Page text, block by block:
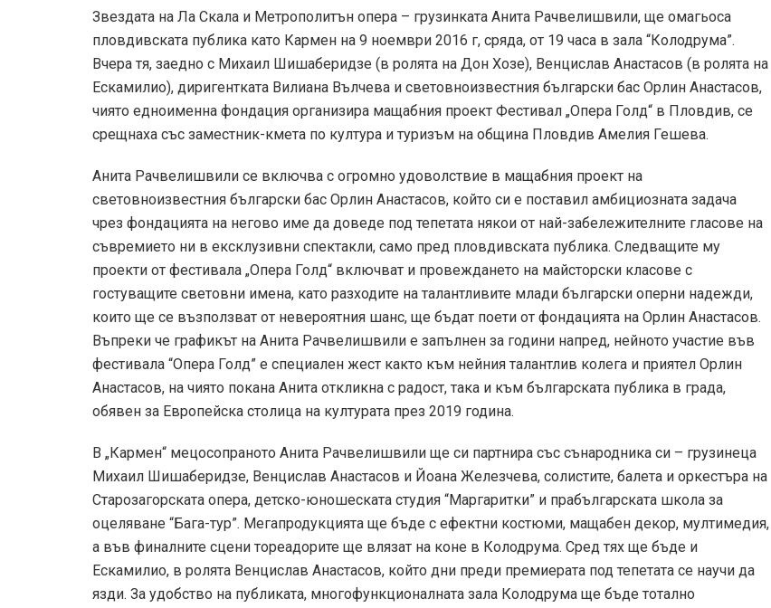
Звездата на Ла Скала и Метрополитън опера – грузинката Анита Рачвелишвили, ще омагьоса
пловдивската публика като Кармен на 9 ноември 2016 г, сряда, от 19 часа в зала “Колодрума”.
Вчера тя, заедно с Михаил Шишаберидзе (в ролята на Дон Хозе), Венцислав Анастасов (в ролята на
Ескамилио), диригентката Вилиана Вълчева и световноизвестния български бас Орлин Анастасов,
чиято едноименна фондация организира мащабния проект Фестивал „Опера Голд“ в Пловдив, се
срещнаха със заместник-кмета по култура и туризъм на община Пловдив Амелия Гешева.
Анита Рачвелишвили се включва с огромно удоволствие в мащабния проект на
световноизвестния български бас Орлин Анастасов, който си е поставил амбициозната задача
чрез фондацията на негово име да доведе под тепетата някои от най-забележителните гласове на
съвремието ни в ексклузивни спектакли, само пред пловдивската публика. Следващите му
проекти от фестивала „Опера Голд“ включват и провеждането на майсторски класове с
гостуващите световни имена, като разходите на талантливите млади български оперни надежди,
които ще се възползват от невероятния шанс, ще бъдат поети от фондацията на Орлин Анастасов.
Въпреки че графикът на Анита Рачвелишвили е запълнен за години напред, нейното участие във
фестивала “Опера Голд” е специален жест както към нейния талантлив колега и приятел Орлин
Анастасов, на чиято покана Анита откликна с радост, така и към българската публика в града,
обявен за Европейска столица на културата през 2019 година.
В „Кармен“ мецосопраното Анита Рачвелишвили ще си партнира със сънародника си – грузинеца
Михаил Шишаберидзе, Венцислав Анастасов и Йоана Железчева, солистите, балета и оркестъра на
Старозагорската опера, детско-юношеската студия “Маргаритки” и прабългарската школа за
оцеляване “Бага-тур”. Мегапродукцията ще бъде с ефектни костюми, мащабен декор, мултимедия,
а във финалните сцени тореадорите ще влязат на коне в Колодрума. Сред тях ще бъде и
Ескамилио, в ролята Венцислав Анастасов, който дни преди премиерата под тепетата се научи да
язди. За удобство на публиката, многофункционалната зала Колодрума ще бъде тотално